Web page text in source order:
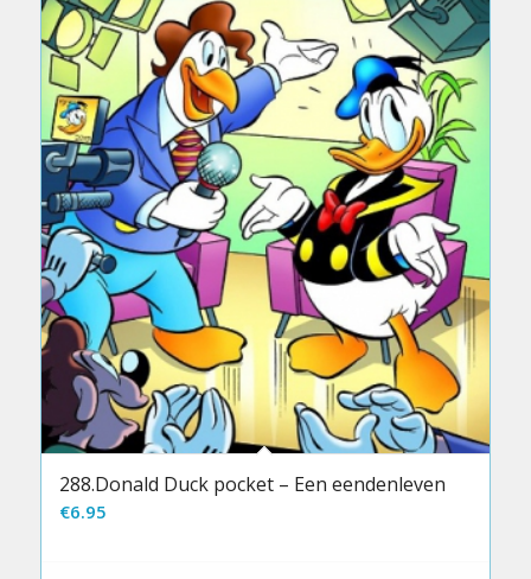
288.Donald Duck pocket – Een eendenleven
€6.95